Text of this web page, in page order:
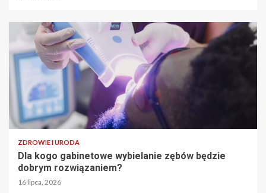
ZDROWIE I URODA
Dla kogo gabinetowe wybielanie zębów będzie
dobrym rozwiązaniem?
16 lipca, 2026